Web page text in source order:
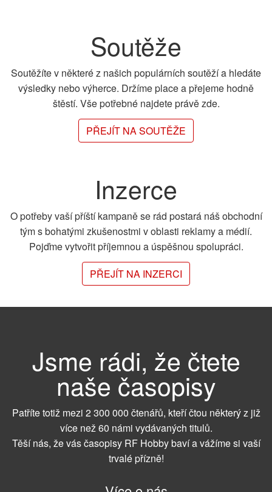
Soutěže
Soutěžíte v některé z našich populárních soutěží a hledáte
výsledky nebo výherce. Držíme place a přejeme hodně
štěstí. Vše potřebné najdete právě zde.
PŘEJÍT NA SOUTĚŽE
Inzerce
O potřeby vaší příští kampaně se rád postará náš obchodní
tým s bohatými zkušenostmi v oblasti reklamy a médií.
Pojďme vytvořit příjemnou a úspěšnou spolupráci.
PŘEJÍT NA INZERCI
Jsme rádi, že čtete
naše časopisy
Patříte totiž mezi 2 300 000 čtenářů, kteří čtou některý z již
více než 60 námi vydávaných titulů.
Těší nás, že vás časopisy RF Hobby baví a vážíme si vaší
trvalé přízně!